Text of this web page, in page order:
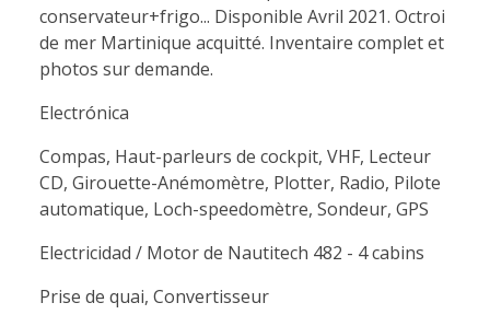
conservateur+frigo... Disponible Avril 2021. Octroi
de mer Martinique acquitté. Inventaire complet et
photos sur demande.
Electrónica
Compas, Haut-parleurs de cockpit, VHF, Lecteur
CD, Girouette-Anémomètre, Plotter, Radio, Pilote
automatique, Loch-speedomètre, Sondeur, GPS
Electricidad / Motor de Nautitech 482 - 4 cabins
Prise de quai, Convertisseur